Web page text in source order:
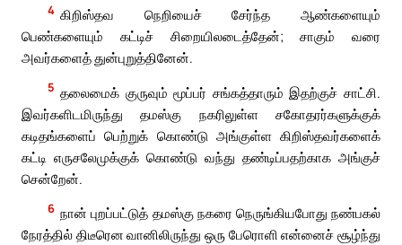
4 கிறிஸ்தவ நெறியைச் சேர்ந்த ஆண்களையும்
பெண்களையும் கட்டிச் சிறையிலடைத்தேன்; சாகும் வரை
அவர்களைத் துன்புறுத்தினேன்.
5 தலைமைக் குருவும் மூப்பர் சங்கத்தாரும் இதற்குச் சாட்சி.
இவர்களிடமிருந்து தமஸ்கு நகரிலுள்ள சகோதரர்களுக்குக்
கடிதங்களைப் பெற்றுக் கொண்டு அங்குள்ள கிறிஸ்தவர்களைக்
கட்டி எருசலேமுக்குக் கொண்டு வந்து தண்டிப்பதற்காக அங்குச்
சென்றேன்.
6 நான் புறப்பட்டுத் தமஸ்கு நகரை நெருங்கியபோது நண்பகல்
நேரத்தில் திடீரென வானிலிருந்து ஒரு பேரொளி என்னைச் சூழ்ந்து